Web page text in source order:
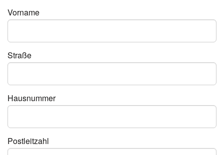
Vorname
Straße
Hausnummer
Postleitzahl